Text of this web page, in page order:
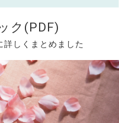
ク(PDF)
しくまとめました